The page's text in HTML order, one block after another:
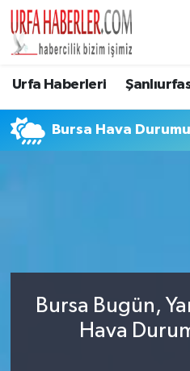
Urfa Haberleri
Bursa Hava Durumu
Bursa Bugün,
Hava
Şanlıurfa Nöbetçi
Son Dakika Haberleri